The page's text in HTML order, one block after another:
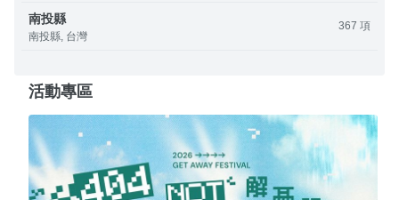
南投縣
南投縣, 台灣
367 項
活動專區